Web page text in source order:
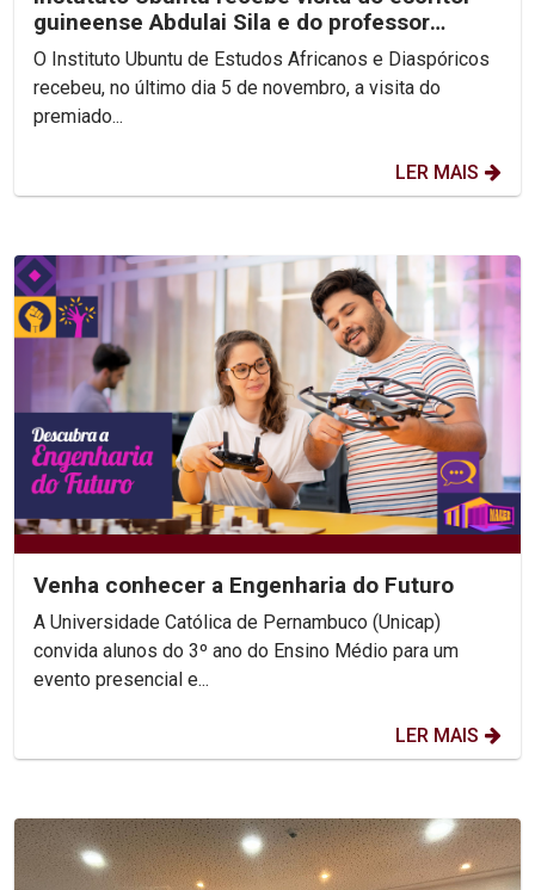
guineense Abdulai Sila e do professor
Arnaldo Sucuma
O Instituto Ubuntu de Estudos Africanos e Diaspóricos
recebeu, no último dia 5 de novembro, a visita do
premiado...
LER MAIS
Venha conhecer a Engenharia do Futuro
A Universidade Católica de Pernambuco (Unicap)
convida alunos do 3º ano do Ensino Médio para um
evento presencial e...
LER MAIS